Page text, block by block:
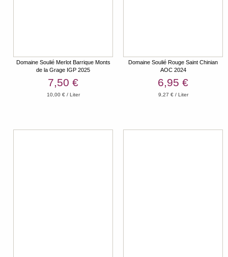
Domaine Soulié Merlot Barrique Monts
de la Grage IGP 2025
7,50 €
10,00 € / Liter
Domaine Soulié Rouge Saint Chinian
AOC 2024
6,95 €
9,27 € / Liter